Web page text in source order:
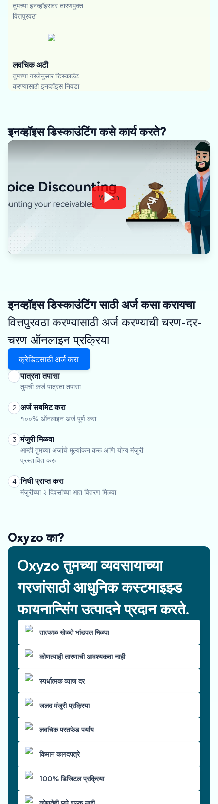
तुमच्या इनव्हॉइसवर तारणमुक्त
वित्तपुरवठा
लवचिक अटी
तुमच्या गरजेनुसार डिस्काउंट
करण्यासाठी इनव्हॉइस निवडा
इनव्हॉइस डिस्काउंटिंग कसे कार्य करते?
Watch
इनव्हॉइस डिस्काउंटिंग साठी अर्ज कसा करायचा
वित्तपुरवठा करण्यासाठी अर्ज करण्याची चरण-दर-
चरण ऑनलाइन प्रक्रिया
क्रेडिटसाठी अर्ज करा
1 पात्रता तपासा
तुमची कर्ज पात्रता तपासा
2 अर्ज सबमिट करा
१००% ऑनलाइन अर्ज पूर्ण करा
3 मंजुरी मिळवा
आम्ही तुमच्या अर्जाचे मूल्यांकन करू आणि योग्य मंजुरी
प्रस्तावित करू
4 निधी प्राप्त करा
मंजुरीच्या २ दिवसांच्या आत वितरण मिळवा
Oxyzo का?
Oxyzo तुमच्या व्यवसायाच्या
गरजांसाठी आधुनिक कस्टमाइझ्ड
फायनान्सिंग उत्पादने प्रदान करते.
तात्काळ खेळते भांडवल मिळवा
कोणत्याही तारणाची आवश्यकता नाही
स्पर्धात्मक व्याज दर
जलद मंजुरी प्रक्रिया
लवचिक परतफेड पर्याय
किमान कागदपत्रे
100% डिजिटल प्रक्रिया